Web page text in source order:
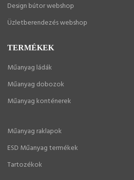
Design bútor webshop
Üzletberendezés webshop
TERMÉKEK
Műanyag ládák
Műanyag dobozok
Műanyag konténerek
Műanyag raklapok
ESD Műanyag termékek
Tartozékok